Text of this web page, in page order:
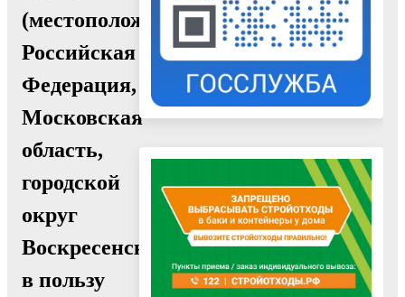
(местоположение):
Российская
Федерация,
Московская
область,
городской
округ
Воскресенск,
в пользу